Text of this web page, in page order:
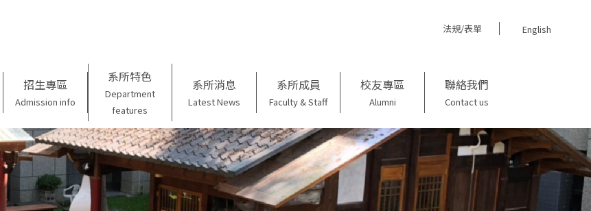
法規/表單 English
招生專區
Admission info
系所特色
Department
features
系所消息
Latest News
系所成員
Faculty & Staff
校友專區
Alumni
聯絡我們
Contact us